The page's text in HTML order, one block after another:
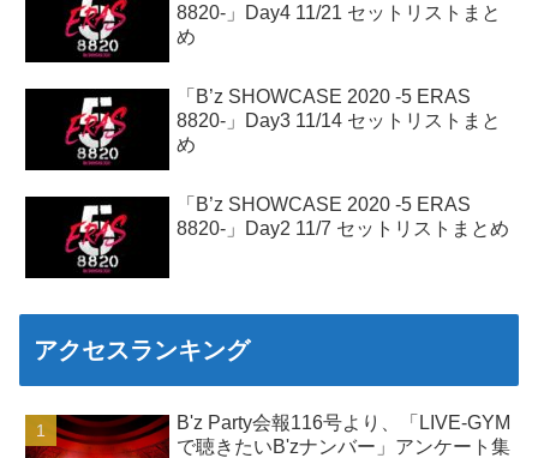
8820-」Day4 11/21 セットリストまと
め
「B’z SHOWCASE 2020 -5 ERAS
8820-」Day3 11/14 セットリストまと
め
「B’z SHOWCASE 2020 -5 ERAS
8820-」Day2 11/7 セットリストまとめ
アクセスランキング
B'z Party会報116号より、「LIVE-GYM
で聴きたいB'zナンバー」アンケート集